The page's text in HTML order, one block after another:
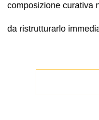
composizione curativa
da ristrutturarlo